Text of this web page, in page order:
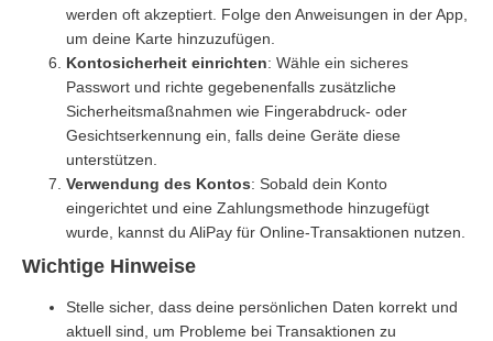
werden oft akzeptiert. Folge den Anweisungen in der App,
um deine Karte hinzuzufügen.
Kontosicherheit einrichten: Wähle ein sicheres
Passwort und richte gegebenenfalls zusätzliche
Sicherheitsmaßnahmen wie Fingerabdruck- oder
Gesichtserkennung ein, falls deine Geräte diese
unterstützen.
Verwendung des Kontos: Sobald dein Konto
eingerichtet und eine Zahlungsmethode hinzugefügt
wurde, kannst du AliPay für Online-Transaktionen nutzen.
Wichtige Hinweise
Stelle sicher, dass deine persönlichen Daten korrekt und
aktuell sind, um Probleme bei Transaktionen zu